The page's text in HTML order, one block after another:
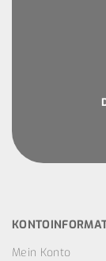
Mein Konto